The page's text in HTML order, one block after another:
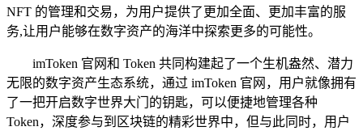
NFT 的管理和交易，为用户提供了更加全面、更加丰富的服
务,让用户能够在数字资产的海洋中探索更多的可能性。
imToken 官网和 Token 共同构建起了一个生机盎然、潜力
无限的数字资产生态系统，通过 imToken 官网，用户就像拥有
了一把开启数字世界大门的钥匙，可以便捷地管理各种
Token，深度参与到区块链的精彩世界中，但与此同时，用户